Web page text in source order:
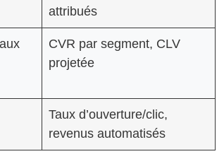
attribués
CVR par segment, CLV
projetée
Taux d’ouverture/clic,
revenus automatisés